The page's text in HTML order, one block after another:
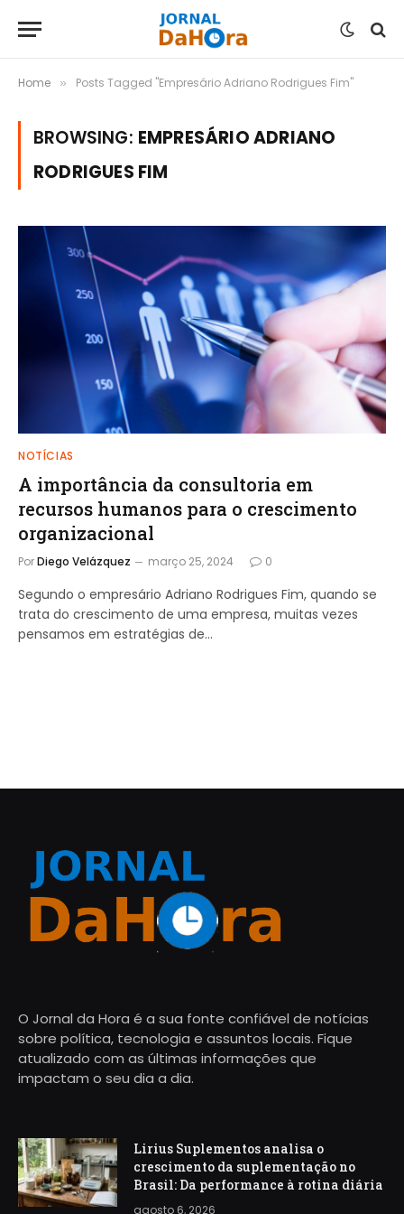
Home » Posts Tagged "Empresário Adriano Rodrigues Fim"
BROWSING: EMPRESÁRIO ADRIANO
RODRIGUES FIM
NOTÍCIAS
A importância da consultoria em
recursos humanos para o crescimento
organizacional
PorDiego Velázquez março 25, 2024 0
Segundo o empresário Adriano Rodrigues Fim, quando se
trata do crescimento de uma empresa, muitas vezes
pensamos em estratégias de…
O Jornal da Hora é a sua fonte confiável de notícias
sobre política, tecnologia e assuntos locais. Fique
atualizado com as últimas informações que
impactam o seu dia a dia.
Lirius Suplementos analisa o
crescimento da suplementação no
Brasil: Da performance à rotina diária
agosto 6, 2026